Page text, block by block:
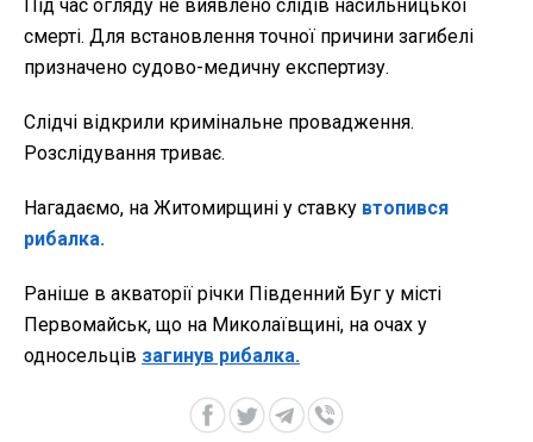
Під час огляду не виявлено слідів насильницької
смерті. Для встановлення точної причини загибелі
призначено судово-медичну експертизу.
Слідчі відкрили кримінальне провадження.
Розслідування триває.
Нагадаємо, на Житомирщині у ставку втопився
рибалка.
Раніше в акваторії річки Південний Буг у місті
Первомайськ, що на Миколаївщині, на очах у
односельців загинув рибалка.